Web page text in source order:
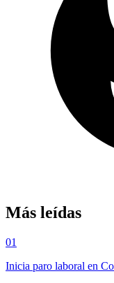
Más leídas
01
Inicia paro laboral en